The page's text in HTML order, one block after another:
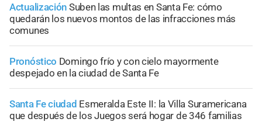
Actualización Suben las multas en Santa Fe: cómo
quedarán los nuevos montos de las infracciones más
comunes
Pronóstico Domingo frío y con cielo mayormente
despejado en la ciudad de Santa Fe
Santa Fe ciudad Esmeralda Este II: la Villa Suramericana
que después de los Juegos será hogar de 346 familias